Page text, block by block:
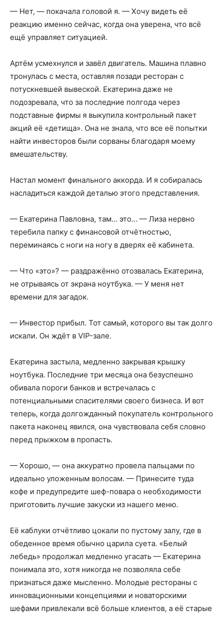
— Нет, — покачала головой я. — Хочу видеть её
реакцию именно сейчас, когда она уверена, что всё
ещё управляет ситуацией.
Артём усмехнулся и завёл двигатель. Машина плавно
тронулась с места, оставляя позади ресторан с
потускневшей вывеской. Екатерина даже не
подозревала, что за последние полгода через
подставные фирмы я выкупила контрольный пакет
акций её «детища». Она не знала, что все её попытки
найти инвесторов были сорваны благодаря моему
вмешательству.
Настал момент финального аккорда. И я собиралась
насладиться каждой деталью этого представления.
— Екатерина Павловна, там… это… — Лиза нервно
теребила папку с финансовой отчётностью,
переминаясь с ноги на ногу в дверях её кабинета.
— Что «это»? — раздражённо отозвалась Екатерина,
не отрываясь от экрана ноутбука. — У меня нет
времени для загадок.
— Инвестор прибыл. Тот самый, которого вы так долго
искали. Он ждёт в VIP-зале.
Екатерина застыла, медленно закрывая крышку
ноутбука. Последние три месяца она безуспешно
обивала пороги банков и встречалась с
потенциальными спасителями своего бизнеса. И вот
теперь, когда долгожданный покупатель контрольного
пакета наконец явился, она чувствовала себя словно
перед прыжком в пропасть.
— Хорошо, — она аккуратно провела пальцами по
идеально уложенным волосам. — Принесите туда
кофе и предупредите шеф-повара о необходимости
приготовить лучшие закуски из нашего меню.
Её каблуки отчётливо цокали по пустому залу, где в
обеденное время обычно царила суета. «Белый
лебедь» продолжал медленно угасать — Екатерина
понимала это, хотя никогда не позволяла себе
признаться даже мысленно. Молодые рестораны с
инновационными концепциями и новаторскими
шефами привлекали всё больше клиентов, а её старые